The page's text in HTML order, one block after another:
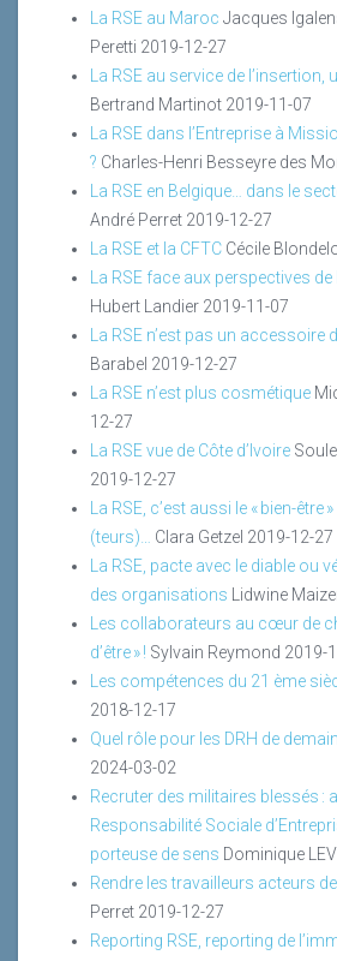
La RSE au Maroc Jacques
Peretti 2019-12-27
La RSE au service de l’insertion,
Bertrand Martinot 2019-11-07
La RSE dans l’Entreprise à
? Charles-Henri Besseyre des
La RSE en Belgique… dans le
André Perret 2019-12-27
La RSE et la CFTC Cécile
La RSE face aux perspectives
Hubert Landier 2019-11-07
La RSE n’est pas un accessoire
Barabel 2019-12-27
La RSE n’est plus cosmétique
12-27
La RSE vue de Côte d’Ivoire
2019-12-27
La RSE, c’est aussi le « bien-
(teurs)…
Clara Getzel 2019-12-27
La RSE, pacte avec le diable ou
des organisations Lidwine
Les collaborateurs au cœur de
d’être » ! Sylvain Reymond 2019-
Les compétences du 21 ème
2018-12-17
Quel rôle pour les DRH de
2024-03-02
Recruter des militaires blessés :
Responsabilité Sociale
porteuse de sens Dominique
Rendre les travailleurs acteurs
Perret 2019-12-27
Reporting RSE, reporting de